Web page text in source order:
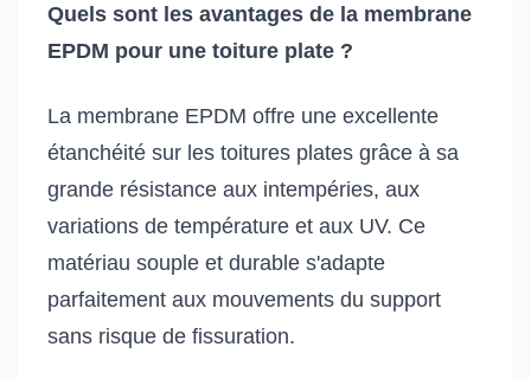
Quels sont les avantages de la membrane
EPDM pour une toiture plate ?
La membrane EPDM offre une excellente
étanchéité sur les toitures plates grâce à sa
grande résistance aux intempéries, aux
variations de température et aux UV. Ce
matériau souple et durable s'adapte
parfaitement aux mouvements du support
sans risque de fissuration.